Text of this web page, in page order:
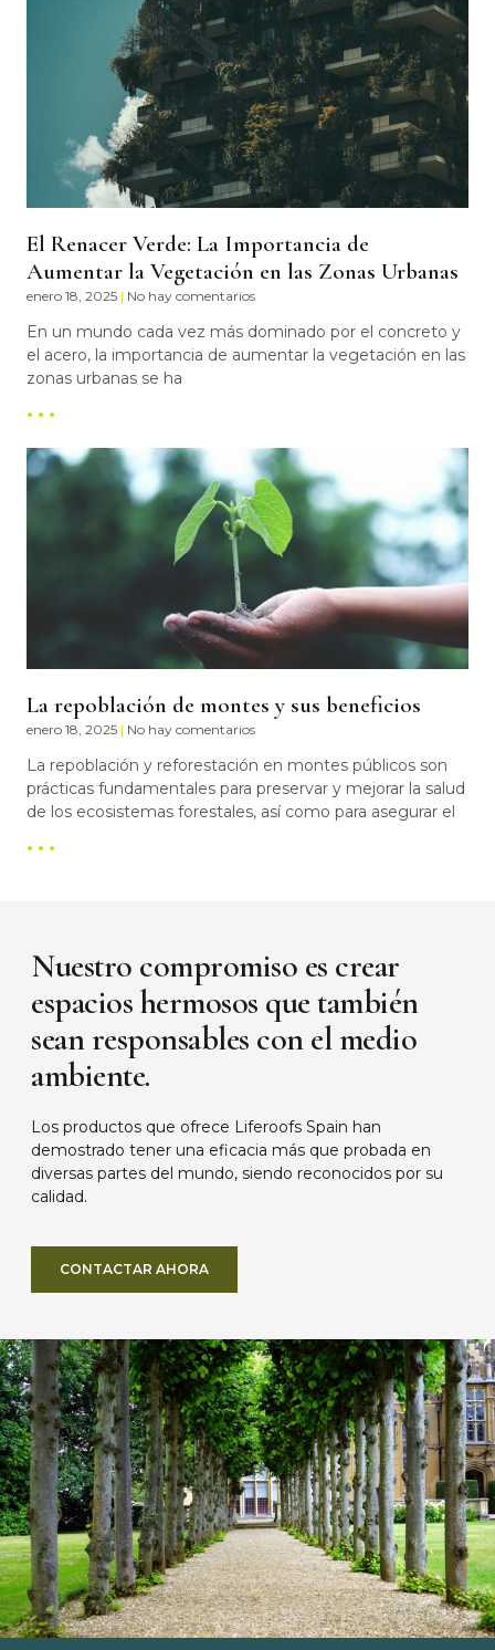
El Renacer Verde: La Importancia de
Aumentar la Vegetación en las Zonas Urbanas
enero 18, 2025 No hay comentarios
En un mundo cada vez más dominado por el concreto y
el acero, la importancia de aumentar la vegetación en las
zonas urbanas se ha
• • •
La repoblación de montes y sus beneficios
enero 18, 2025 No hay comentarios
La repoblación y reforestación en montes públicos son
prácticas fundamentales para preservar y mejorar la salud
de los ecosistemas forestales, así como para asegurar el
• • •
Nuestro compromiso es crear
espacios hermosos que también
sean responsables con el medio
ambiente.
Los productos que ofrece Liferoofs Spain han
demostrado tener una eficacia más que probada en
diversas partes del mundo, siendo reconocidos por su
calidad.
CONTACTAR AHORA